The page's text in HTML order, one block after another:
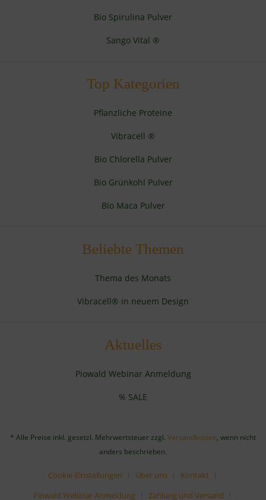
Bio Spirulina Pulver
Sango Vital ®
Top Kategorien
Pflanzliche Proteine
Vibracell ®
Bio Chlorella Pulver
Bio Grünkohl Pulver
Bio Maca Pulver
Beliebte Themen
Thema des Monats
Vibracell® in neuem Design
Aktuelles
Piowald Webinar Anmeldung
% SALE
* Alle Preise inkl. gesetzl. Mehrwertsteuer zzgl. Versandkosten, wenn nicht
anders beschrieben.
Cookie-Einstellungen Über uns
Kontakt
Piowald Webinar Anmeldung
Zahlung und Versand